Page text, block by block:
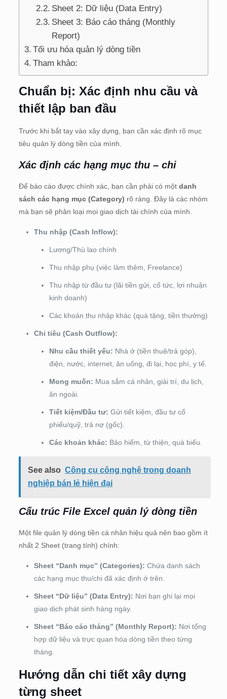
Sheet 2: Dữ liệu (Data Entry)
Sheet 3: Báo cáo tháng (Monthly
Report)
Tối ưu hóa quản lý dòng tiền
Tham khảo:
Chuẩn bị: Xác định nhu cầu và
thiết lập ban đầu
Trước khi bắt tay vào xây dựng, bạn cần xác định rõ mục
tiêu quản lý dòng tiền của mình.
Xác định các hạng mục thu – chi
Để báo cáo được chính xác, bạn cần phải có một danh
sách các hạng mục (Category) rõ ràng. Đây là các nhóm
mà bạn sẽ phân loại mọi giao dịch tài chính của mình.
Thu nhập (Cash Inflow):
Lương/Thù lao chính
Thu nhập phụ (việc làm thêm, Freelance)
Thu nhập từ đầu tư (lãi tiền gửi, cổ tức, lợi nhuận
kinh doanh)
Các khoản thu nhập khác (quà tặng, tiền thưởng)
Chi tiêu (Cash Outflow):
Nhu cầu thiết yếu: Nhà ở (tiền thuê/trả góp),
điện, nước, internet, ăn uống, đi lại, học phí, y tế.
Mong muốn: Mua sắm cá nhân, giải trí, du lịch,
ăn ngoài.
Tiết kiệm/Đầu tư: Gửi tiết kiệm, đầu tư cổ
phiếu/quỹ, trả nợ (gốc).
Các khoản khác: Bảo hiểm, từ thiện, quà biếu.
See also Công cụ công nghệ trong doanh
nghiệp bán lẻ hiện đại
Cấu trúc File Excel quản lý dòng tiền
Một file quản lý dòng tiền cá nhân hiệu quả nên bao gồm ít
nhất 2 Sheet (trang tính) chính:
Sheet “Danh mục” (Categories): Chứa danh sách
các hạng mục thu/chi đã xác định ở trên.
Sheet “Dữ liệu” (Data Entry): Nơi bạn ghi lại mọi
giao dịch phát sinh hàng ngày.
Sheet “Báo cáo tháng” (Monthly Report): Nơi tổng
hợp dữ liệu và trực quan hóa dòng tiền theo từng
tháng.
Hướng dẫn chi tiết xây dựng
từng sheet